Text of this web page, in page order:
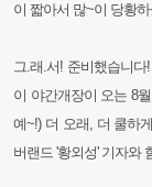
이 짧아서 많~이 당황하
그.래.서! 준비했습니
이 야간개장이 오는 8
예~!) 더 오래, 더 쿨하
버랜드'황외성' 기자와